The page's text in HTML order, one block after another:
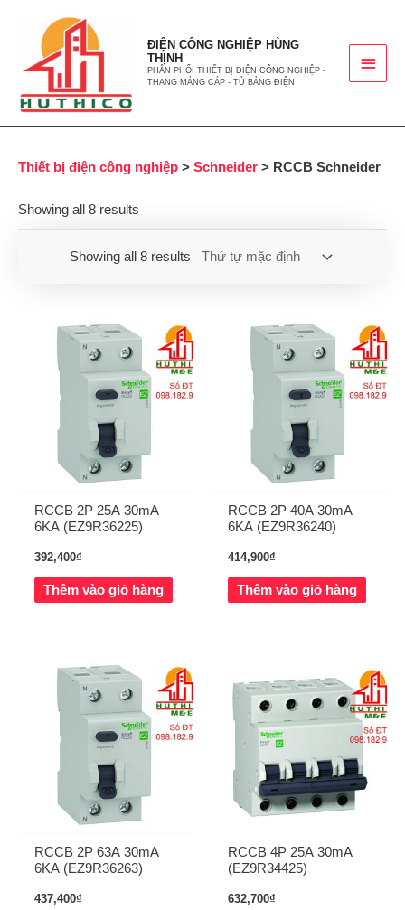
ĐIỆN CÔNG NGHIỆP HÙNG
THỊNH
PHÂN PHỐI THIẾT BỊ ĐIỆN CÔNG NGHIỆP -
THANG MÁNG CÁP - TỦ BẢNG ĐIỆN
Thiết bị điện công nghiệp > Schneider > RCCB Schneider
Showing all 8 results
Showing all 8 results
RCCB 2P 25A 30mA
6KA (EZ9R36225)
392,400₫
Thêm vào giỏ hàng
RCCB 2P 40A 30mA
6KA (EZ9R36240)
414,900₫
Thêm vào giỏ hàng
RCCB 2P 63A 30mA
6KA (EZ9R36263)
437,400₫
RCCB 4P 25A 30mA
(EZ9R34425)
632,700₫